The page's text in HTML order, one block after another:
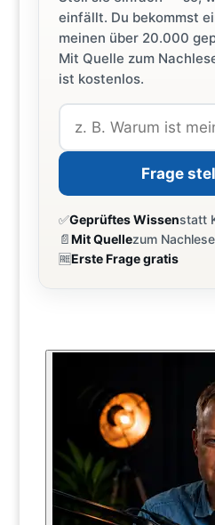
einfällt. Du bekommst
meinen über 20.000
Mit Quelle zum
ist kostenlos.
Frage
✅Geprüftes Wissenstatt
📄Mit Quellezum
🆓Erste Frage gratis